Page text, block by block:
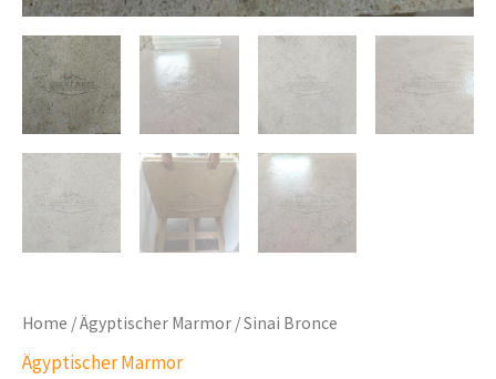
Home /Ägyptischer Marmor / Sinai Bronce
Ägyptischer Marmor